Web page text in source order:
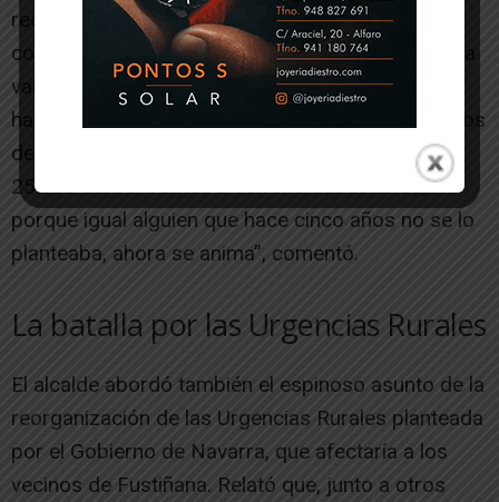
reconoció la dificultad por el alto coste de la
construcción. El Ayuntamiento mantiene a la venta
varios terrenos municipales a precios que no se
han incrementado desde 2006. “Tenemos terrenos
de unos 200 metros que rondan los 22.000 a
25.000 euros. Vamos a volver a subastarlos,
porque igual alguien que hace cinco años no se lo
planteaba, ahora se anima”, comentó.
La batalla por las Urgencias Rurales
El alcalde abordó también el espinoso asunto de la
reorganización de las Urgencias Rurales planteada
por el Gobierno de Navarra, que afectaría a los
vecinos de Fustiñana. Relató que, junto a otros